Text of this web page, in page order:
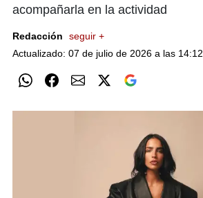
acompañarla en la actividad
Redacción
seguir +
Actualizado: 07 de julio de 2026 a las 14:12